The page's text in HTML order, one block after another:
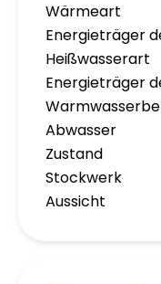
Wärmeart
Energieträger
Heißwasserart
Energieträger
Abwasser
Zustand
Stockwerk
Aussicht